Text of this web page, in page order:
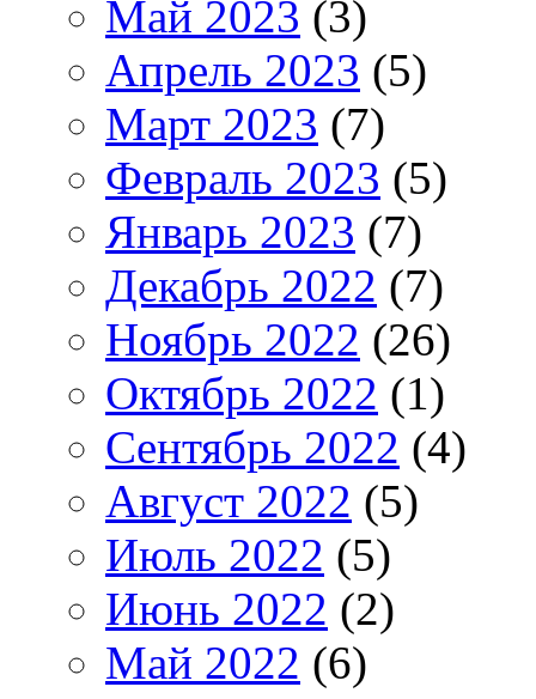
Май 2023 (3)
Апрель 2023 (5)
Март 2023 (7)
Февраль 2023 (5)
Январь 2023 (7)
Декабрь 2022 (7)
Ноябрь 2022 (26)
Октябрь 2022 (1)
Сентябрь 2022 (4)
Август 2022 (5)
Июль 2022 (5)
Июнь 2022 (2)
Май 2022 (6)